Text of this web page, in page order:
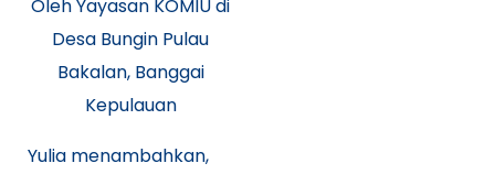
Oleh Yayasan KOMIU di
Desa Bungin Pulau
Bakalan, Banggai
Kepulauan
Yulia menambahkan,